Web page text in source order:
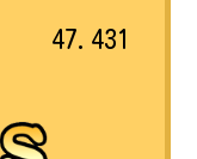
47.431